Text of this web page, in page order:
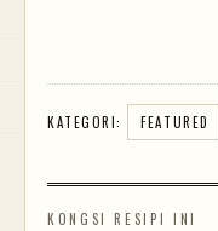
KATEGORI: FEATURED
KONGSI RESIPI INI